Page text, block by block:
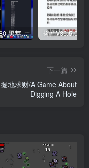
ThinkPad E480 黑苹果完美Tahoe的EFI分享（2026.03.01更新） 抖音V36.5.0 内
下一篇
掘地求财/A Game About
Digging A Hole